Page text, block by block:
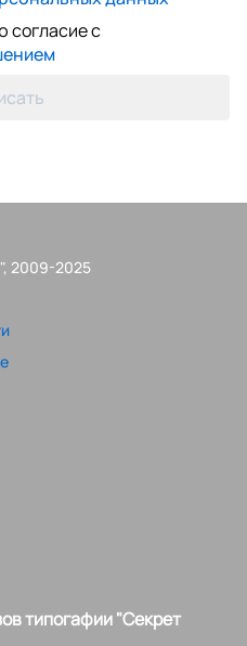
согласие с
2009-2025
типогафии "Секрет